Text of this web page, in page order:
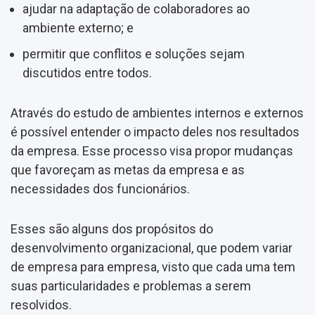
ajudar na adaptação de colaboradores ao
ambiente externo; e
permitir que conflitos e soluções sejam
discutidos entre todos.
Através do estudo de ambientes internos e externos
é possível entender o impacto deles nos resultados
da empresa. Esse processo visa propor mudanças
que favoreçam as metas da empresa e as
necessidades dos funcionários.
Esses são alguns dos propósitos do
desenvolvimento organizacional, que podem variar
de empresa para empresa, visto que cada uma tem
suas particularidades e problemas a serem
resolvidos.